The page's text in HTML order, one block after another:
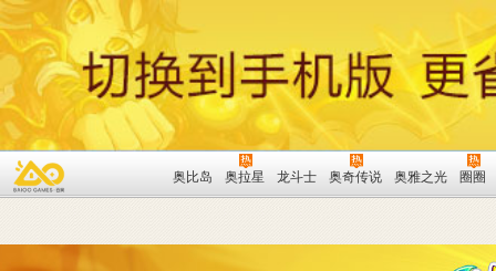
奥比岛 奥拉星 龙斗士 奥奇传说 奥雅之光 圈圈